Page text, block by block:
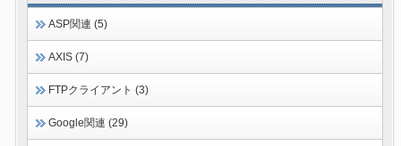
ASP関連 (5)
AXIS (7)
FTPクライアント (3)
Google関連 (29)